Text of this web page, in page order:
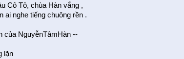
Cô Tô, chùa Hàn vắng ,
ai nghe tiếng chuông rền .
của NguyễnTâmHàn --
lặn